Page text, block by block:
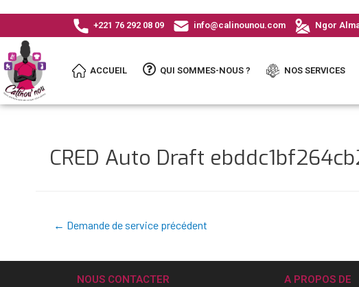
+221 76 292 08 09 info@calinounou.com Ngor
ACCUEIL QUI SOMMES-NOUS ? NOS SERVICES
CRED Auto Draft
← Demande de service précédent
NOUS CONTACTER A PROPOS DE